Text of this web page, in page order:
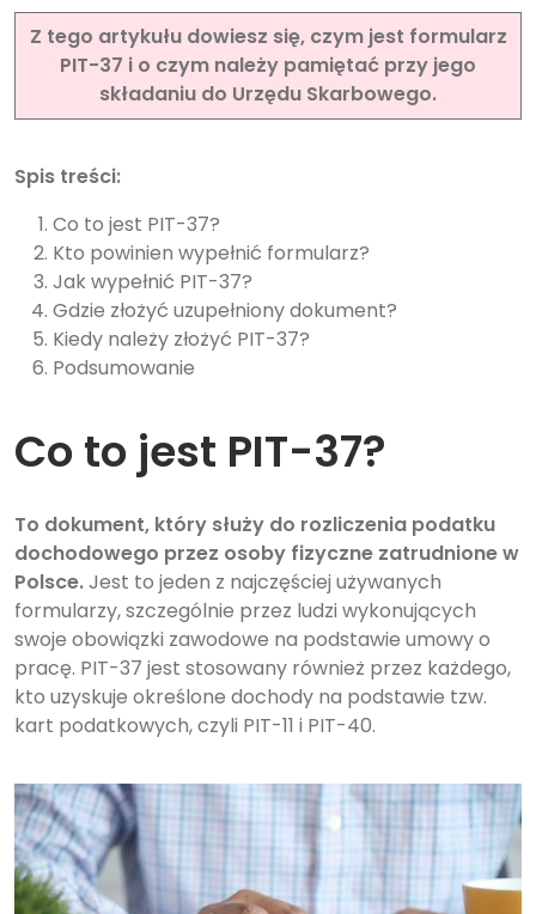
Z tego artykułu dowiesz się, czym jest formularz
PIT-37 i o czym należy pamiętać przy jego
składaniu do Urzędu Skarbowego.
Spis treści:
Co to jest PIT-37?
Kto powinien wypełnić formularz?
Jak wypełnić PIT-37?
Gdzie złożyć uzupełniony dokument?
Kiedy należy złożyć PIT-37?
Podsumowanie
Co to jest PIT-37?
To dokument, który służy do rozliczenia podatku
dochodowego przez osoby fizyczne zatrudnione w
Polsce.Jest to jeden z najczęściej używanych
formularzy, szczególnie przez ludzi wykonujących
swoje obowiązki zawodowe na podstawie umowy o
pracę. PIT-37 jest stosowany również przez każdego,
kto uzyskuje określone dochody na podstawie tzw.
kart podatkowych, czyli PIT-11 i PIT-40.